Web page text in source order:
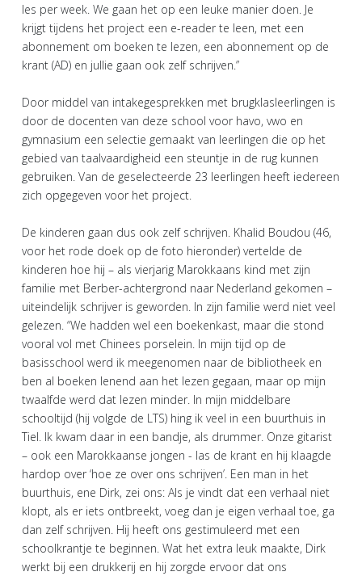
les per week. We gaan het op een leuke manier doen. Je
krijgt tijdens het project een e-reader te leen, met een
abonnement om boeken te lezen, een abonnement op de
krant (AD) en jullie gaan ook zelf schrijven.”
Door middel van intakegesprekken met brugklasleerlingen is
door de docenten van deze school voor havo, vwo en
gymnasium een selectie gemaakt van leerlingen die op het
gebied van taalvaardigheid een steuntje in de rug kunnen
gebruiken. Van de geselecteerde 23 leerlingen heeft iedereen
zich opgegeven voor het project.
De kinderen gaan dus ook zelf schrijven. Khalid Boudou (46,
voor het rode doek op de foto hieronder) vertelde de
kinderen hoe hij – als vierjarig Marokkaans kind met zijn
familie met Berber-achtergrond naar Nederland gekomen –
uiteindelijk schrijver is geworden. In zijn familie werd niet veel
gelezen. “We hadden wel een boekenkast, maar die stond
vooral vol met Chinees porselein. In mijn tijd op de
basisschool werd ik meegenomen naar de bibliotheek en
ben al boeken lenend aan het lezen gegaan, maar op mijn
twaalfde werd dat lezen minder. In mijn middelbare
schooltijd (hij volgde de LTS) hing ik veel in een buurthuis in
Tiel. Ik kwam daar in een bandje, als drummer. Onze gitarist
– ook een Marokkaanse jongen - las de krant en hij klaagde
hardop over ‘hoe ze over ons schrijven’. Een man in het
buurthuis, ene Dirk, zei ons: Als je vindt dat een verhaal niet
klopt, als er iets ontbreekt, voeg dan je eigen verhaal toe, ga
dan zelf schrijven. Hij heeft ons gestimuleerd met een
schoolkrantje te beginnen. Wat het extra leuk maakte, Dirk
werkt bij een drukkerij en hij zorgde ervoor dat ons